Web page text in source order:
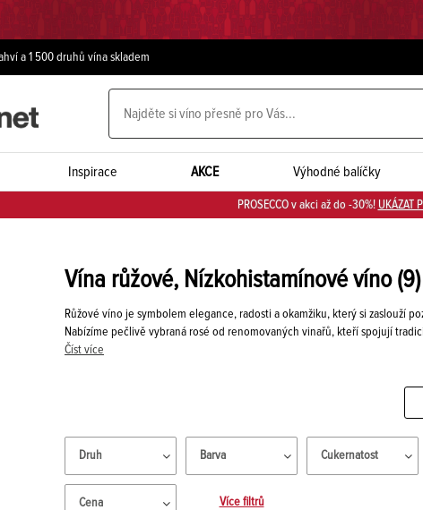
a 1 500 druhů vína skladem
Inspirace AKCE Výhodné balíčky
PROSECCO v akci až do -30%! UKÁZAT
Vína růžové, Nízkohistamínové víno(9)
Růžové víno je symbolem elegance, radosti a okamžiku, který si zaslouží
Nabízíme pečlivě vybraná rosé od renomovaných vinařů, kteří spojují
Číst více
Druh Barva Cukernatost
Cena Více filtrů